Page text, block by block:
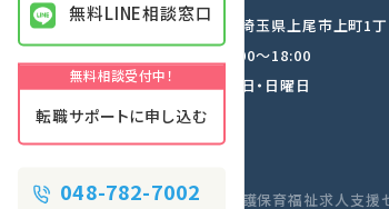
無料LINE相談窓口
転職サポートに申し込む
048-782-7002
〒362-0037 埼玉県上尾市上町1
営業時間：9:00〜18:00
定休日：土曜日・日曜日
©さいたま介護保育福祉求人支援